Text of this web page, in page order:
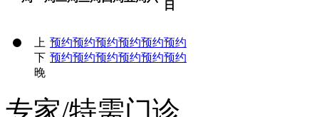
日
上 预约预约预约预约预约预约
下 预约预约预约预约预约预约
晚